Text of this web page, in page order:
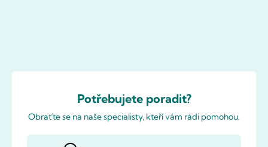
Potřebujete poradit?
Obraťte se na naše specialisty, kteří vám rádi pomohou.